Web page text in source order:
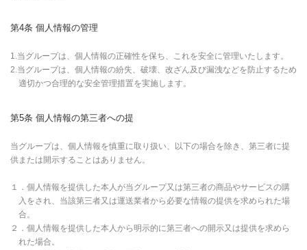
第4条 個人情報の管理
1.当グループは、個人情報の正確性を保ち、これを安全に管理いたします。
2.当グループは、個人情報の紛失、破壊、改ざん及び漏洩などを防止するため
適切かつ合理的な安全管理措置を実施します。
第5条 個人情報の第三者への提
当グループは、個人情報を慎重に取り扱い、以下の場合を除き、第三者に提
供または開示することはありません。
１．個人情報を提供した本人が当グループ又は第三者の商品やサービスの購
入をされ、当該第三者又は運送業者から必要な情報の提供を求められた場
合。
２．個人情報を提供した本人から明示的に第三者への開示又は提供を求めら
れた場合。